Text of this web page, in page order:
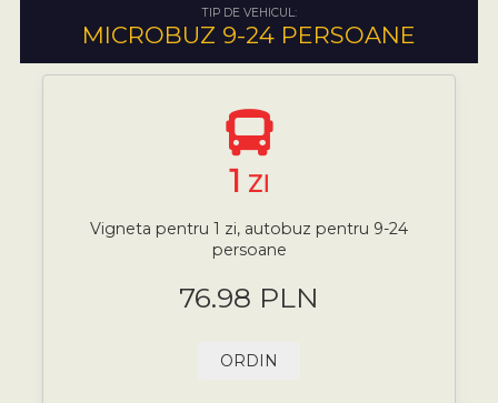
TIP DE VEHICUL:
MICROBUZ 9-24 PERSOANE
1 ZI
Vigneta pentru 1 zi, autobuz pentru 9-24
persoane
76.98 PLN
ORDIN